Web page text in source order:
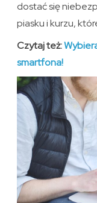
dostać się
piasku i kurzu,
Czytaj też:
smartfona!